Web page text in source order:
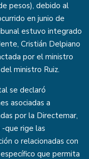
pesos), debido al
en junio de
estuvo integrado
Cristián Delpiano
por el ministro
ministro Ruiz.
se declaró
asociadas a
por la Directemar,
que rige las
o relacionadas con
que permita